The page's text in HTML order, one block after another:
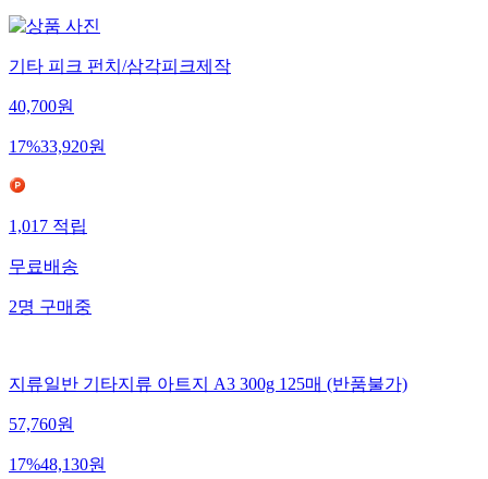
기타 피크 펀치/삼각피크제작
40,700원
17%33,920원
1,017적립
무료배송
2명구매중
지류일반 기타지류 아트지 A3 300g 125매 (반품불가)
57,760원
17%48,130원